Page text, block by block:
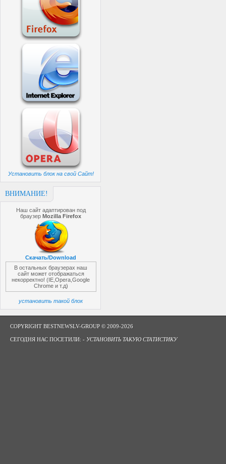
Установить блок на свой Сайт!
ВНИМАНИЕ!
Наш сайт адаптирован под
браузерMozilla Firefox
Скачать/Download
В остальных браузерах наш
сайт может отображаться
некорректно! (IE,Opera,Google
Chrome и т.д)
установить такой блок
COPYRIGHT BESTNEWSLV-GROUP © 2009-2026
СЕГОДНЯ НАС ПОСЕТИЛИ: - УСТАНОВИТЬ ТАКУЮ СТАТИСТИКУ